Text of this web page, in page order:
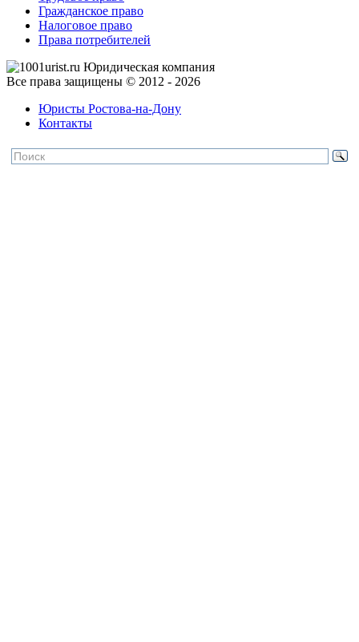
Гражданское право
Налоговое право
Права потребителей
Все права защищены © 2012 - 2026
Юристы Ростова-на-Дону
Контакты